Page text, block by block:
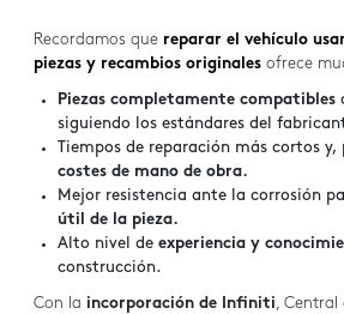
Recordamos quereparar el vehículo
piezas y recambios originalesofrece
Piezas completamente compatibles
siguiendo los estándares del
Tiempos de reparación más cortos y,
costes de mano de obra.
Mejor resistencia ante la corrosión
útil de la pieza.
Alto nivel de experiencia y
construcción.
Con la incorporación de Infiniti, Central